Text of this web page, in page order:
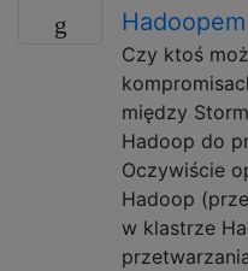
Czy ktoś
między
Hadoop do
Oczywiście
Hadoop
w klastrze